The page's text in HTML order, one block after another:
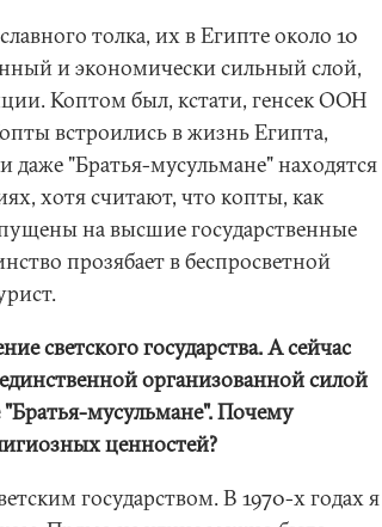
толка, их в Египте около 10
и экономически сильный слой,
Коптом был, кстати, генсек ООН
встроились в жизнь Египта,
даже "Братья-мусульмане" находятся
хотя считают, что копты, как
на высшие государственные
прозябает в беспросветной
светского государства. А сейчас
организованной силой
мусульмане". Почему
ценностей?
государством. В 1970-х годах я